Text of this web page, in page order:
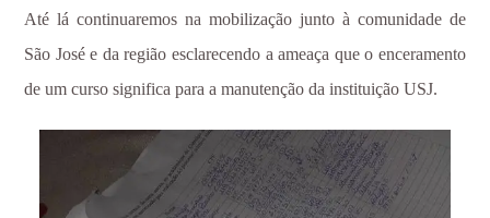
Até lá continuaremos na mobilização junto à comunidade de
São José e da região esclarecendo a ameaça que o enceramento
de um curso significa para a manutenção da instituição USJ.